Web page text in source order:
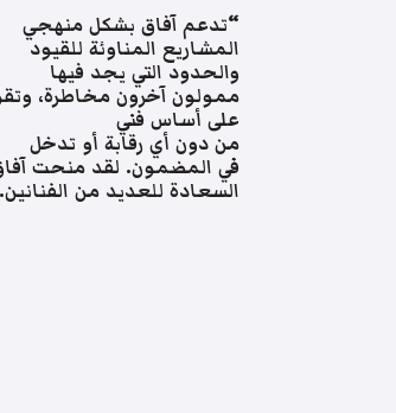
“تدعم آفاق بشكل منهجي
المشاريع المناوئة للقيود
والحدود التي يجد فيها
ممولون آخرون مخاطرة،
على أساس فني
من دون أي رقابة أو تدخل
في المضمون. لقد منحت
السعادة للعديد من